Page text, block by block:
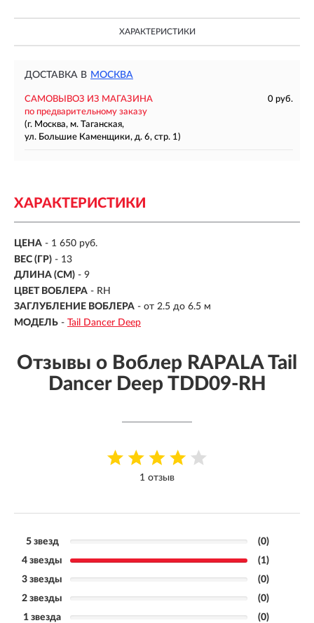
ХАРАКТЕРИСТИКИ
ДОСТАВКА В МОСКВА
САМОВЫВОЗ ИЗ МАГАЗИНА
0 руб.
по предварительному заказу
(г. Москва, м. Таганская,
ул. Большие Каменщики, д. 6, стр. 1)
ХАРАКТЕРИСТИКИ
ЦЕНА - 1 650 руб.
ВЕС (ГР) - 13
ДЛИНА (СМ) - 9
ЦВЕТ ВОБЛЕРА - RH
ЗАГЛУБЛЕНИЕ ВОБЛЕРА - от 2.5 до 6.5 м
МОДЕЛЬ - Tail Dancer Deep
Отзывы о Воблер RAPALA Tail
Dancer Deep TDD09-RH
1 отзыв
5 звезд
(0)
4 звезды
(1)
3 звезды
(0)
2 звезды
(0)
1 звезда
(0)